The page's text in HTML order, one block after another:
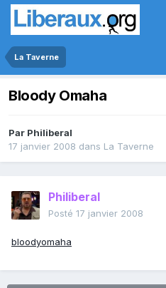
La Taverne
Bloody Omaha
Par Philiberal
17 janvier 2008 dans La Taverne
Philiberal
Posté 17 janvier 2008
bloodyomaha